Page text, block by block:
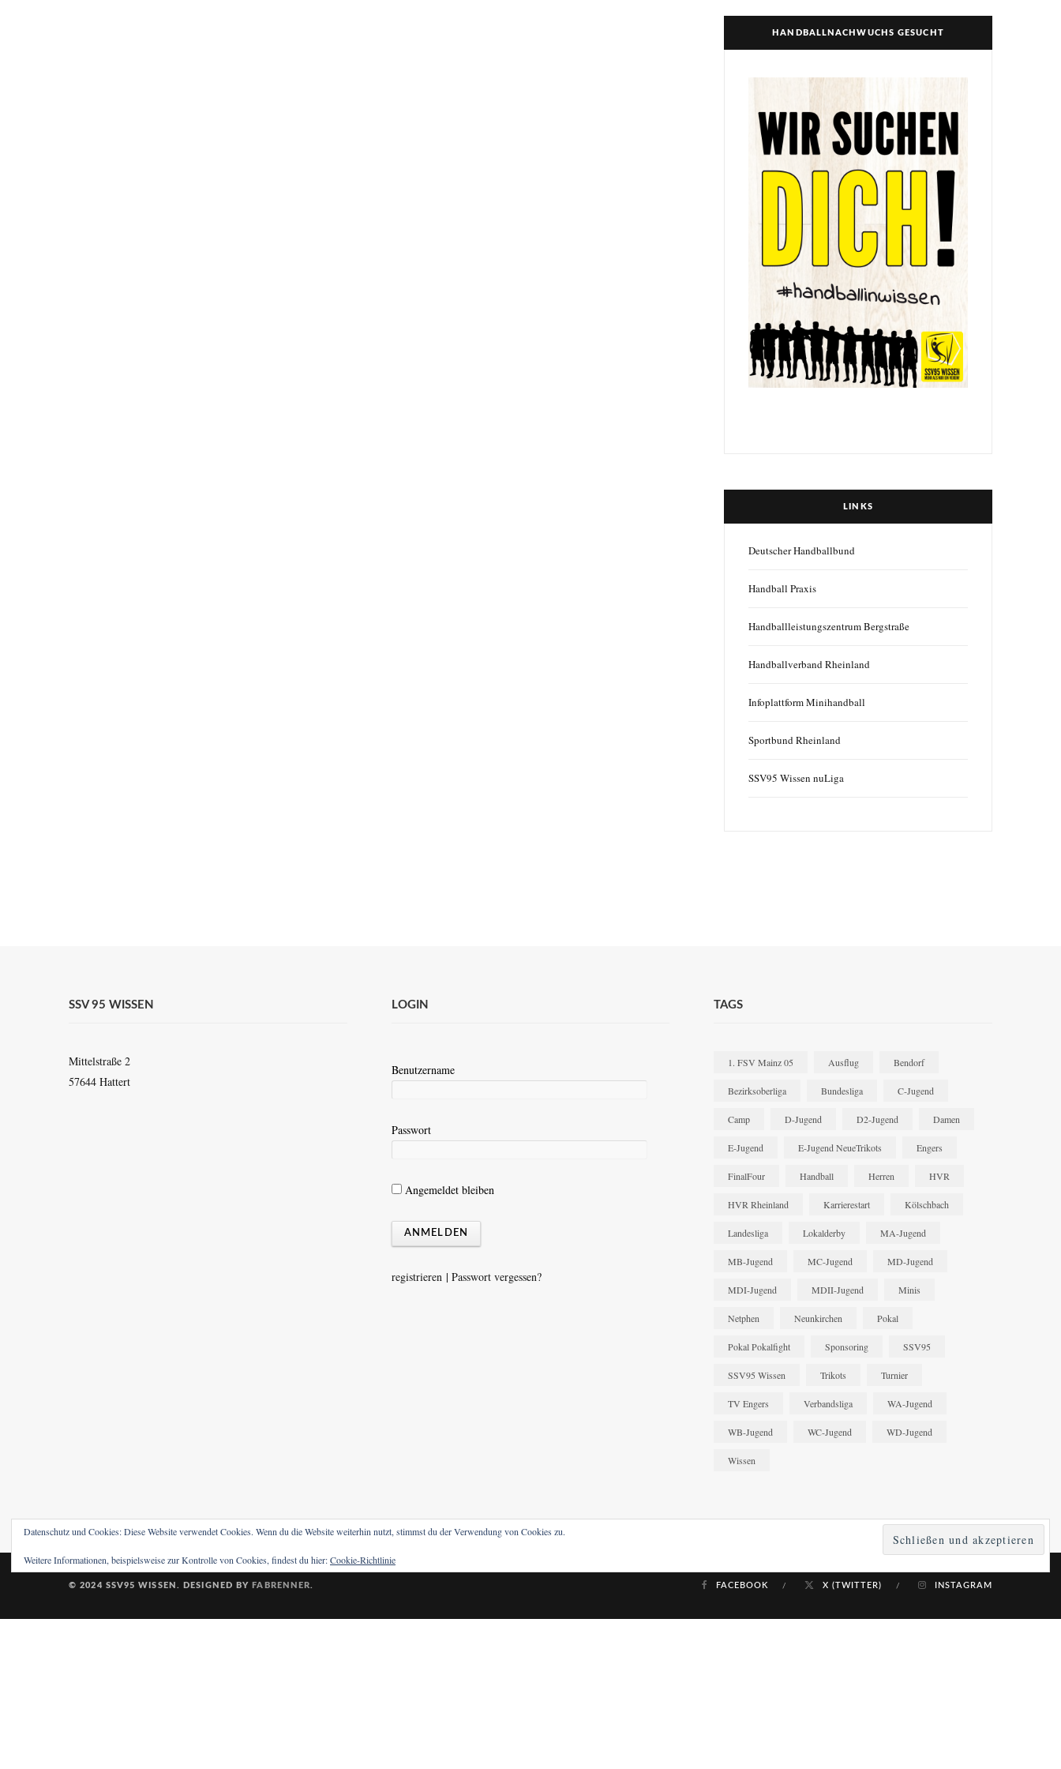
HANDBALLNACHWUCHS GESUCHT
LINKS
Deutscher Handballbund
Handball Praxis
Handballleistungszentrum Bergstraße
Handballverband Rheinland
Infoplattform Minihandball
Sportbund Rheinland
SSV95 Wissen nuLiga
Datenschutz und Cookies: Diese Website verwendet Cookies. Wenn du die Website weiterhin nutzt, stimmst du der Verwendung von Cookies zu.
Weitere Informationen, beispielsweise zur Kontrolle von Cookies, findest du hier:Cookie-Richtlinie
SSV 95 WISSEN
Mittelstraße 2
57644 Hattert
LOGIN
Benutzername
Passwort
Angemeldet bleiben
registrieren | Passwort vergessen?
TAGS
1. FSV Mainz 05 Ausflug Bendorf
Bezirksoberliga Bundesliga C-Jugend
Camp D-Jugend D2-Jugend Damen
E-Jugend E-Jugend NeueTrikots Engers
FinalFour Handball Herren HVR
HVR Rheinland Karrierestart Kölschbach
Landesliga Lokalderby MA-Jugend
MB-Jugend MC-Jugend MD-Jugend
MDI-Jugend MDII-Jugend Minis
Netphen Neunkirchen Pokal
Pokal Pokalfight Sponsoring SSV95
SSV95 Wissen Trikots Turnier
TV Engers Verbandsliga WA-Jugend
WB-Jugend WC-Jugend WD-Jugend
Wissen
© 2024 SSV95 WISSEN. DESIGNED BY FABRENNER. FACEBOOK X (TWITTER) INSTAGRAM